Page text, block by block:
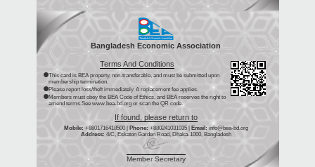
Bangladesh Economic Association
Terms And Conditions
This card is BEA property, non-transferable, and must be submitted upon
membership termination.
Please report loss/theft immediately. A replacement fee applies.
Members must obey the BEA Code of Ethics, and BEA reserves the right to
amend terms.See www.bea-bd.org or scan the QR code.
If found, please return to
Mobile: +8801716418500 | Phone: +880241031035 | Email: info@bea-bd.org
Address: 4/C, Eskaton Garden Road, Dhaka-1000, Bangladesh
Member Secretary